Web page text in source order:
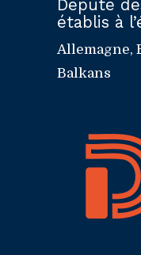
Député
établis à
Allemagne,
Balkans